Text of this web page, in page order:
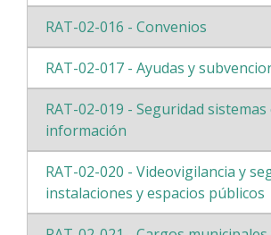
RAT-02-016 - Convenios
RAT-02-017 - Ayudas y
RAT-02-019 - Seguridad sistemas
información
RAT-02-020 - Videovigilancia y
instalaciones y espacios públicos